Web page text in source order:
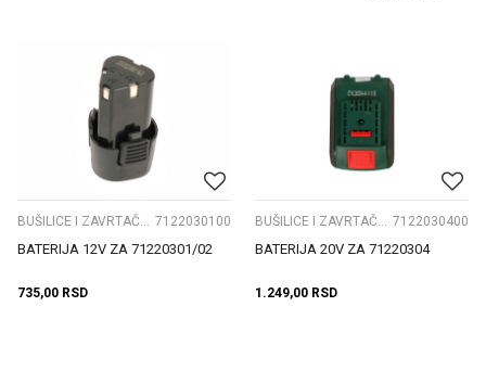
7122030100
BATERIJA 12V ZA 71220301/02
735,00 RSD
7122030400
BATERIJA 20V ZA 71220304
1.249,00 RSD